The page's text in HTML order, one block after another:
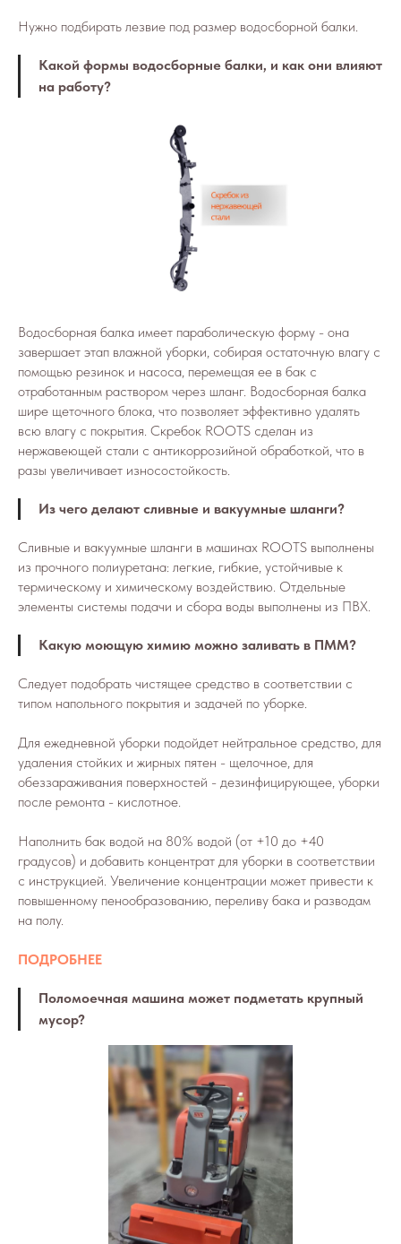
Нужно подбирать лезвие под размер водосборной балки.
Какой формы водосборные балки, и как они влияют
на работу?
Водосборная балка имеет параболическую форму - она
завершает этап влажной уборки, собирая остаточную влагу с
помощью резинок и насоса, перемещая ее в бак с
отработанным раствором через шланг. Водосборная балка
шире щеточного блока, что позволяет эффективно удалять
всю влагу с покрытия. Скребок ROOTS сделан из
нержавеющей стали с антикоррозийной обработкой, что в
разы увеличивает износостойкость.
Из чего делают сливные и вакуумные шланги?
Сливные и вакуумные шланги в машинах ROOTS выполнены
из прочного полиуретана: легкие, гибкие, устойчивые к
термическому и химическому воздействию. Отдельные
элементы системы подачи и сбора воды выполнены из ПВХ.
Какую моющую химию можно заливать в ПММ?
Следует подобрать чистящее средство в соответствии с
типом напольного покрытия и задачей по уборке.
Для ежедневной уборки подойдет нейтральное средство, для
удаления стойких и жирных пятен - щелочное, для
обеззараживания поверхностей - дезинфицирующее, уборки
после ремонта - кислотное.
Наполнить бак водой на 80% водой (от +10 до +40
градусов) и добавить концентрат для уборки в соответствии
с инструкцией. Увеличение концентрации может привести к
повышенному пенообразованию, переливу бака и разводам
на полу.
ПОДРОБНЕЕ
Поломоечная машина может подметать крупный
мусор?